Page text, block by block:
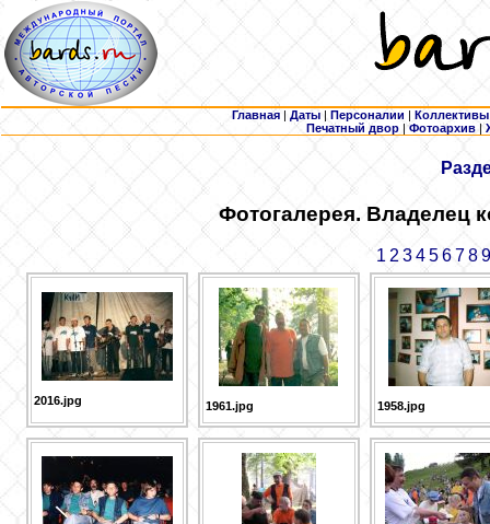
Главная | Даты | Персоналии | Коллективы
Печатный двор |Фотоархив |
Фотогалерея. Владелец
1 2 3 4 5 6 7 8 9
2016.jpg 1961.jpg 1958.jpg